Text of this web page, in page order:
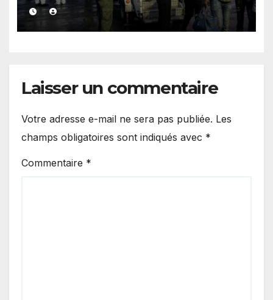
les responsabilités de Rabat
et de Madrid
Laisser un commentaire
Votre adresse e-mail ne sera pas publiée. Les
champs obligatoires sont indiqués avec *
Commentaire *